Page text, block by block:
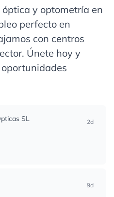
y optometría en
perfecto en
con centros
Únete hoy y
SL 2d
9d